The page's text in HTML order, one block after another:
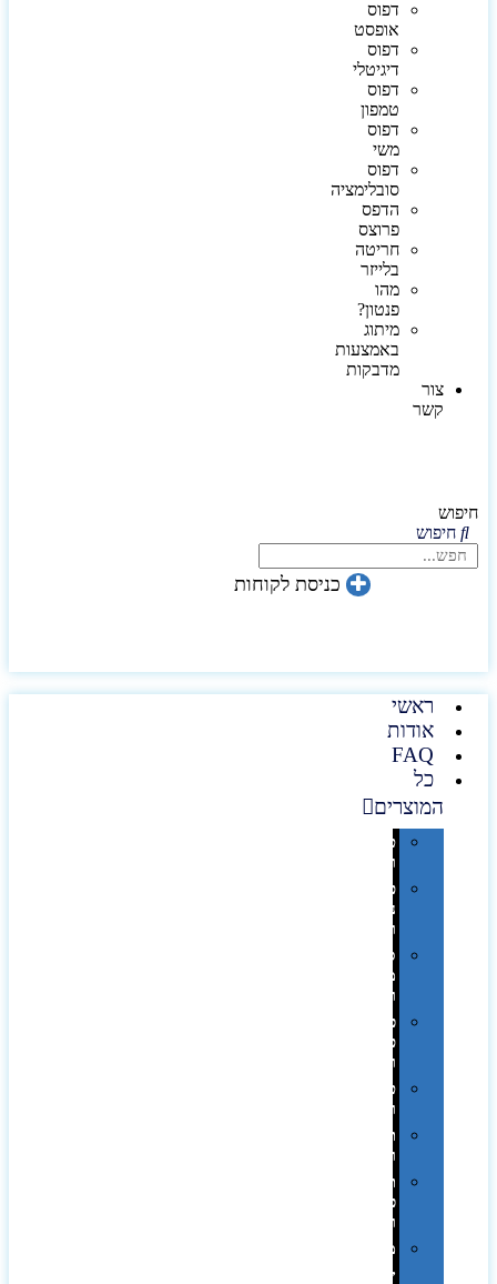
דפוס
אופסט
דפוס
דיגיטלי
דפוס
טמפון
דפוס
משי
דפוס
סובלימציה
הדפס
פרוצס
חריטה
בלייזר
מהו
פנטון?
מיתוג
באמצעות
מדבקות
צור
קשר
חיפוש
חיפוש
כניסת לקוחות
ראשי
אודות
FAQ
כל
המוצרים
טכנולוגיה
וגאדג'טים
פנאי,
נופש
ונסיעות
סביבת
משרד
ופרימיום
כלים,
פנסים
ורכב
טקסטיל
וחורף
תיקים
ומזוודות
תערוכות,
כנסים
ועוד…
מטבח
,חגים